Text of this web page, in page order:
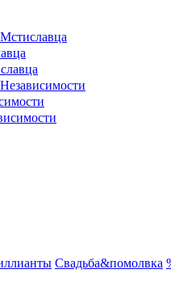
Свадьба&помолвка